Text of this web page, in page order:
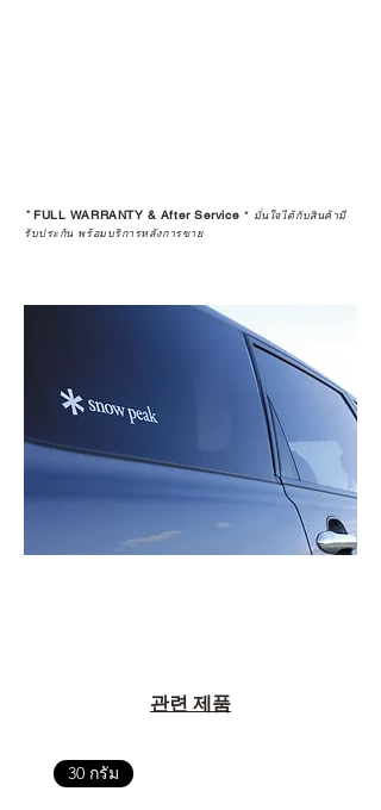
*FULL WARRANTY & After Service * มั่นใจได้กับสินค้ามี
รับประกัน พร้อมบริการหลังการขาย
관련 제품
30 กรัม